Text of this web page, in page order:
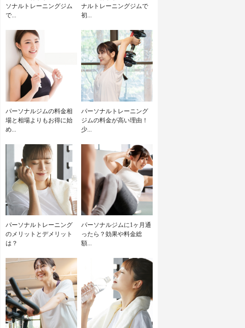
ソナルトレーニングジム
で...
ナルトレーニングジムで
初...
パーソナルジムの料金相
場と相場よりもお得に始
め...
パーソナルトレーニング
ジムの料金が高い理由！
少...
パーソナルトレーニング
のメリットとデメリット
は？
パーソナルジムに1ヶ月通
ったら？効果や料金総
額...